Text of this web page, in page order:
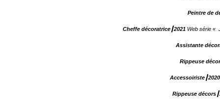
Peintre de
Cheffe décoratrice┃2021Web série «
Assistante
Rippeuse
Accessoiriste┃2020
Rippeuse